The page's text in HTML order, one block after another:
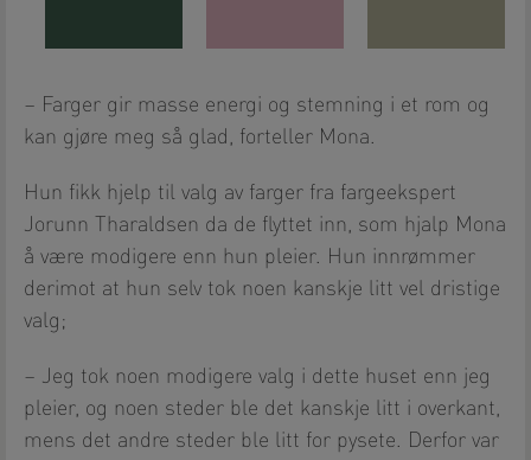
– Farger gir masse energi og stemning i et rom og
kan gjøre meg så glad, forteller Mona.
Hun fikk hjelp til valg av farger fra fargeekspert
Jorunn Tharaldsen da de flyttet inn, som hjalp Mona
å være modigere enn hun pleier. Hun innrømmer
derimot at hun selv tok noen kanskje litt vel dristige
valg;
– Jeg tok noen modigere valg i dette huset enn jeg
pleier, og noen steder ble det kanskje litt i overkant,
mens det andre steder ble litt for pysete. Derfor var